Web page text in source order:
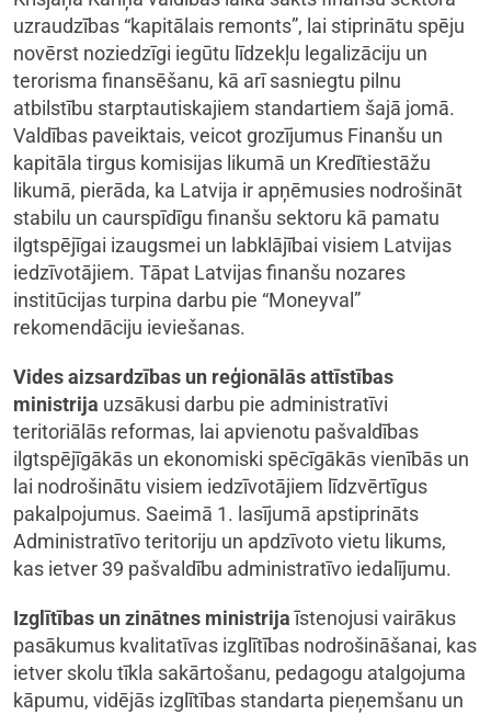
uzraudzības “kapitālais remonts”, lai stiprinātu spēju
novērst noziedzīgi iegūtu līdzekļu legalizāciju un
terorisma finansēšanu, kā arī sasniegtu pilnu
atbilstību starptautiskajiem standartiem šajā jomā.
Valdības paveiktais, veicot grozījumus Finanšu un
kapitāla tirgus komisijas likumā un Kredītiestāžu
likumā, pierāda, ka Latvija ir apņēmusies nodrošināt
stabilu un caurspīdīgu finanšu sektoru kā pamatu
ilgtspējīgai izaugsmei un labklājībai visiem Latvijas
iedzīvotājiem. Tāpat Latvijas finanšu nozares
institūcijas turpina darbu pie “Moneyval”
rekomendāciju ieviešanas.
Vides aizsardzības un reģionālās attīstības
ministrija uzsākusi darbu pie administratīvi
teritoriālās reformas, lai apvienotu pašvaldības
ilgtspējīgākās un ekonomiski spēcīgākās vienībās un
lai nodrošinātu visiem iedzīvotājiem līdzvērtīgus
pakalpojumus. Saeimā 1. lasījumā apstiprināts
Administratīvo teritoriju un apdzīvoto vietu likums,
kas ietver 39 pašvaldību administratīvo iedalījumu.
Izglītības un zinātnes ministrijaīstenojusi vairākus
pasākumus kvalitatīvas izglītības nodrošināšanai, kas
ietver skolu tīkla sakārtošanu, pedagogu atalgojuma
kāpumu, vidējās izglītības standarta pieņemšanu un